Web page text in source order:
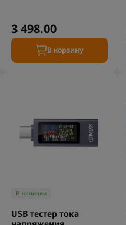
3 498.00
В корзину
В наличии
USB тестер тока